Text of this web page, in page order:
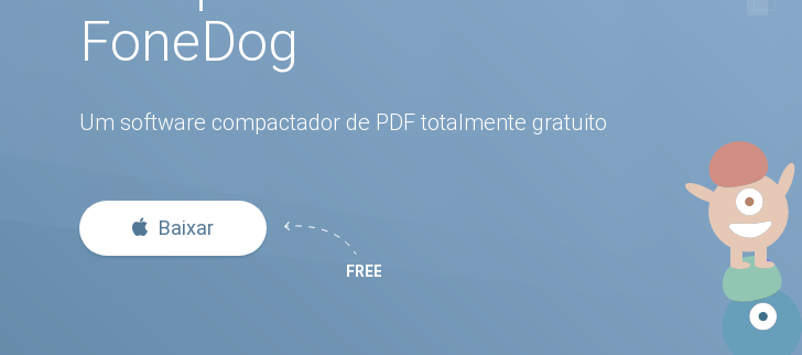
FoneDog
Um software compactador de PDF totalmente gratuito
Baixar